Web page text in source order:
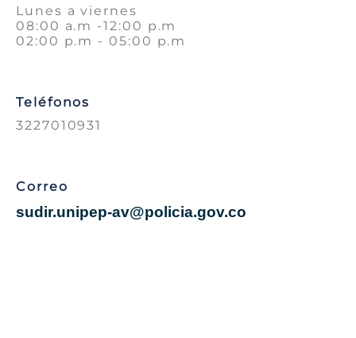
Lunes a viernes
08:00 a.m -12:00 p.m
02:00 p.m - 05:00 p.m
Teléfonos
3227010931
Correo
sudir.unipep-av@policia.gov.co